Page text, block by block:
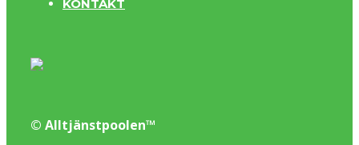
KONTAKT
© Alltjänstpoolen™